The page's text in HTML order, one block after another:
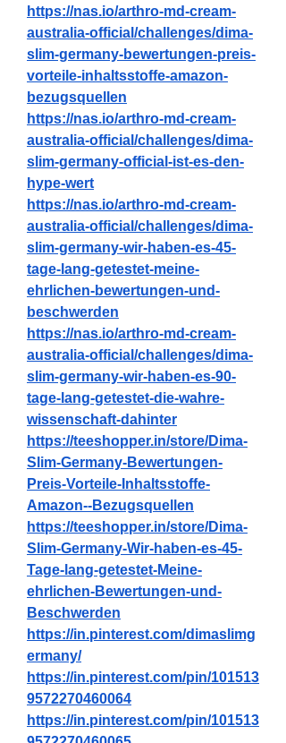
https://nas.io/arthro-md-cream-
australia-official/challenges/dima-
slim-germany-bewertungen-preis-
vorteile-inhaltsstoffe-amazon-
bezugsquellen
https://nas.io/arthro-md-cream-
australia-official/challenges/dima-
slim-germany-official-ist-es-den-
hype-wert
https://nas.io/arthro-md-cream-
australia-official/challenges/dima-
slim-germany-wir-haben-es-45-
tage-lang-getestet-meine-
ehrlichen-bewertungen-und-
beschwerden
https://nas.io/arthro-md-cream-
australia-official/challenges/dima-
slim-germany-wir-haben-es-90-
tage-lang-getestet-die-wahre-
wissenschaft-dahinter
https://teeshopper.in/store/Dima-
Slim-Germany-Bewertungen-
Preis-Vorteile-Inhaltsstoffe-
Amazon--Bezugsquellen
https://teeshopper.in/store/Dima-
Slim-Germany-Wir-haben-es-45-
Tage-lang-getestet-Meine-
ehrlichen-Bewertungen-und-
Beschwerden
https://in.pinterest.com/dimaslimg
ermany/
https://in.pinterest.com/pin/101513
9572270460064
https://in.pinterest.com/pin/101513